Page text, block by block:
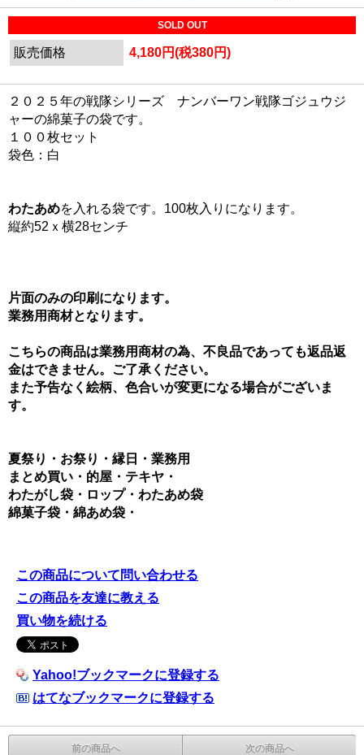
SOLD OUT
販売価格 4,180円(税380円)
２０２５年の戦隊シリーズ ナンバーワン戦隊ゴジュウジ
ャーの綿菓子の袋です。
１００枚セット
袋色：白
わたあめを入れる袋です。100枚入りになります。
縦約52ｘ横28センチ
片面のみの印刷になります。
業務用商材となります。
こちらの商品は業務用商材の為、不良品であっても返品返
金はできません。ご了承ください。
また予告なく絵柄、色合いが変更になる場合がございま
す。
夏祭り・お祭り・縁日・業務用
まとめ買い・的屋・テキヤ・
わたがし袋・ロップ・わたあめ袋
綿菓子袋・綿あめ袋・
この商品について問い合わせる
この商品を友達に教える
買い物を続ける
Yahoo!ブックマークに登録する
はてなブックマークに登録する
前の商品へ 次の商品へ